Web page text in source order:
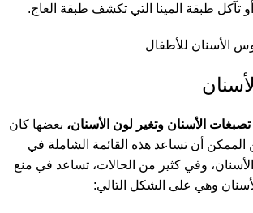
أو تآكل طبقة المينا التي تكشف طبقة العاج.
الأسنان للأطفال
الأسنان وتغير لون الأسنان، بعضها كان
أن تساعد هذه القائمة الشاملة في
وفي كثير من الحالات، تساعد في منع
وهي على الشكل التالي: